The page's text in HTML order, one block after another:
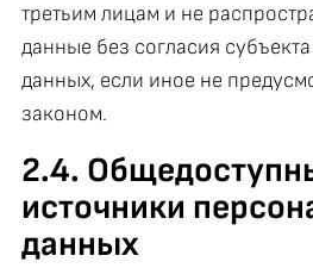
третьим лицам и не
данные без согласия
данных, если иное не
законом.
2.4.
источники
данных